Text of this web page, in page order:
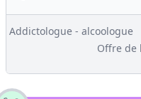
Addictologue - alcoologue
Offre de